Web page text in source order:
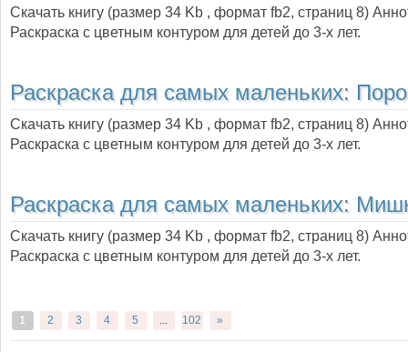
Скачать книгу (размер 34 Kb , формат fb2, страниц 8)
Раскраска с цветным контуром для детей до 3-х лет.
Раскраска для самых маленьких:
Скачать книгу (размер 34 Kb , формат fb2, страниц 8)
Раскраска с цветным контуром для детей до 3-х лет.
Раскраска для самых маленьких:
Скачать книгу (размер 34 Kb , формат fb2, страниц 8)
Раскраска с цветным контуром для детей до 3-х лет.
1 2 3 4 5 ... 102 »